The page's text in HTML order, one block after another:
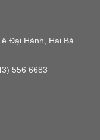
Đại Hành, Hai Bà
556 6683